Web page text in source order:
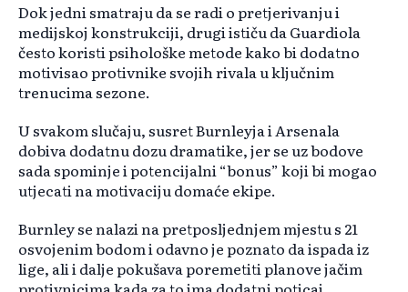
Dok jedni smatraju da se radi o pretjerivanju i
medijskoj konstrukciji, drugi ističu da Guardiola
često koristi psihološke metode kako bi dodatno
motivisao protivnike svojih rivala u ključnim
trenucima sezone.
U svakom slučaju, susret Burnleyja i Arsenala
dobiva dodatnu dozu dramatike, jer se uz bodove
sada spominje i potencijalni “bonus” koji bi mogao
utjecati na motivaciju domaće ekipe.
Burnley se nalazi na pretposljednjem mjestu s 21
osvojenim bodom i odavno je poznato da ispada iz
lige, ali i dalje pokušava poremetiti planove jačim